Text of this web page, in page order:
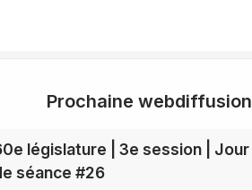
Prochaine webdiffusion
législature | 3e session | Jour
séance #26